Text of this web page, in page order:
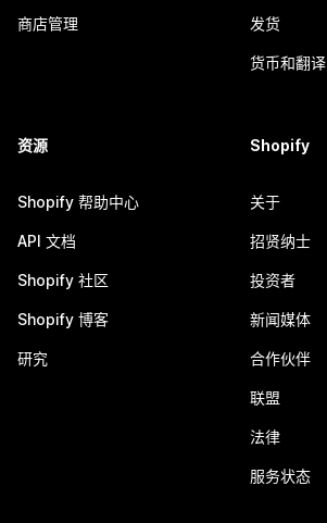
商店管理 发货
货币和翻译
资源
Shopify 帮助中心
API 文档
Shopify 社区
Shopify 博客
研究
Shopify
关于
招贤纳士
投资者
新闻媒体
合作伙伴
联盟
法律
服务状态